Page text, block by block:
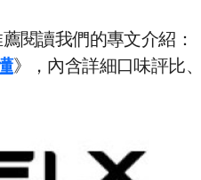
閱讀我們的專文介紹：
》，內含詳細口味評比、